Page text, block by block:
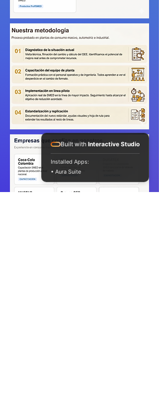
Built with Interactive Studio
Installed Apps:
• Aura Suite